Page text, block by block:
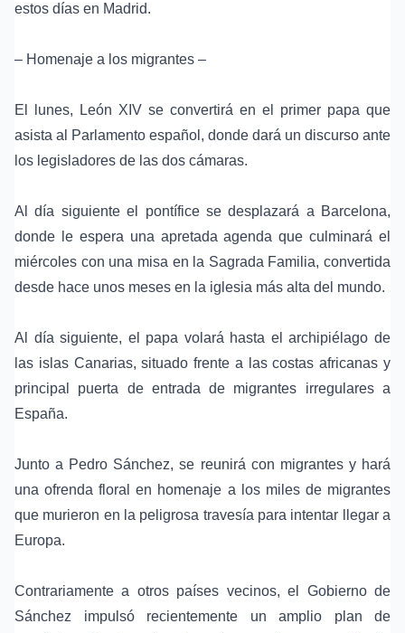
estos días en Madrid.
– Homenaje a los migrantes –
El lunes, León XIV se convertirá en el primer papa que
asista al Parlamento español, donde dará un discurso ante
los legisladores de las dos cámaras.
Al día siguiente el pontífice se desplazará a Barcelona,
donde le espera una apretada agenda que culminará el
miércoles con una misa en la Sagrada Familia, convertida
desde hace unos meses en la iglesia más alta del mundo.
Al día siguiente, el papa volará hasta elarchipiélago de
las islas Canarias, situado frente a las costas africanas y
principal puerta de entrada de migrantes irregulares a
España.
Junto a Pedro Sánchez, se reunirá con migrantes y hará
una ofrenda floral en homenaje a los miles de migrantes
que murieron en la peligrosa travesía para intentar llegar a
Europa.
Contrariamente a otros países vecinos, el Gobierno de
Sánchez impulsó recientemente un amplio plan de